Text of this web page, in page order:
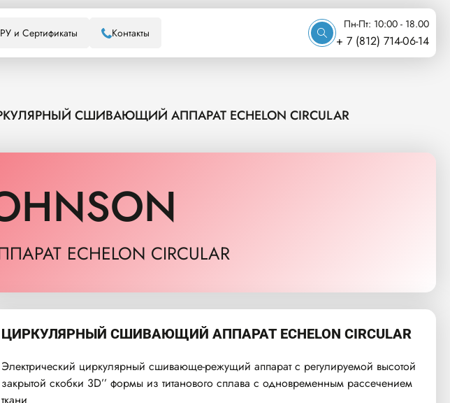
РУ и Сертификаты Контакты
Пн-Пт: 10:00 - 18.00
+ 7 (812) 714-06-14
СШИВАЮЩИЙ АППАРАТ ECHELON CIRCULAR
ECHELON CIRCULAR
ЦИРКУЛЯРНЫЙ СШИВАЮЩИЙ АППАРАТ ECHELON CIRCULAR
Электрический циркулярный сшивающе-режущий аппарат с регулируемой высотой
закрытой скобки 3D’’ формы из титанового сплава с одновременным рассечением